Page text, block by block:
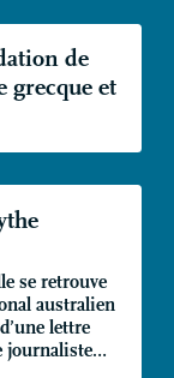
de
grecque et
se retrouve
australien
lettre
journaliste…